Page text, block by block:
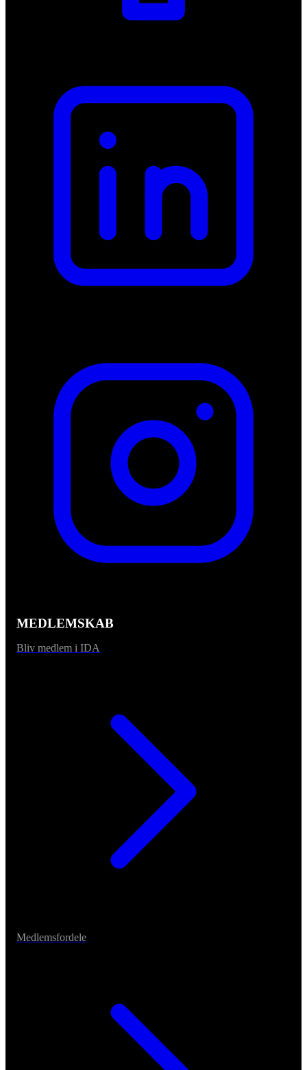
MEDLEMSKAB
Bliv medlem i IDA
Medlemsfordele